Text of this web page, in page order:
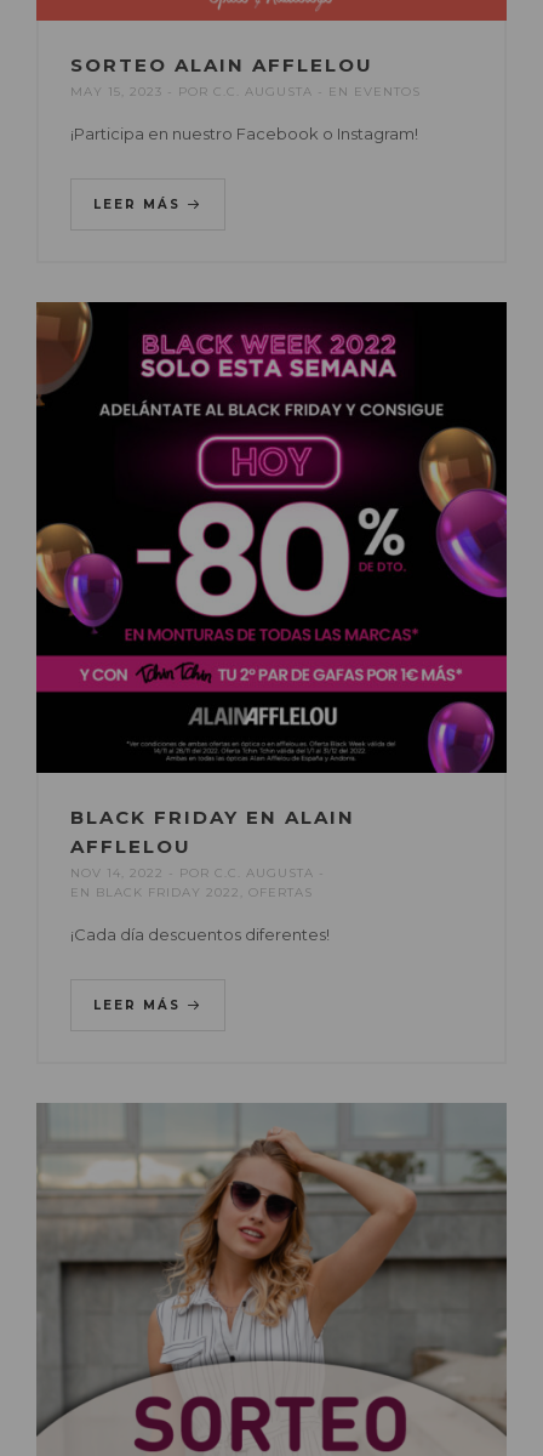
SORTEO ALAIN AFFLELOU
MAY 15, 2023 POR C.C. AUGUSTA EN EVENTOS
¡Participa en nuestro Facebook o Instagram!
LEER MÁS
BLACK FRIDAY EN ALAIN
AFFLELOU
NOV 14, 2022 POR C.C. AUGUSTA
EN BLACK FRIDAY 2022 OFERTAS
¡Cada día descuentos diferentes!
LEER MÁS